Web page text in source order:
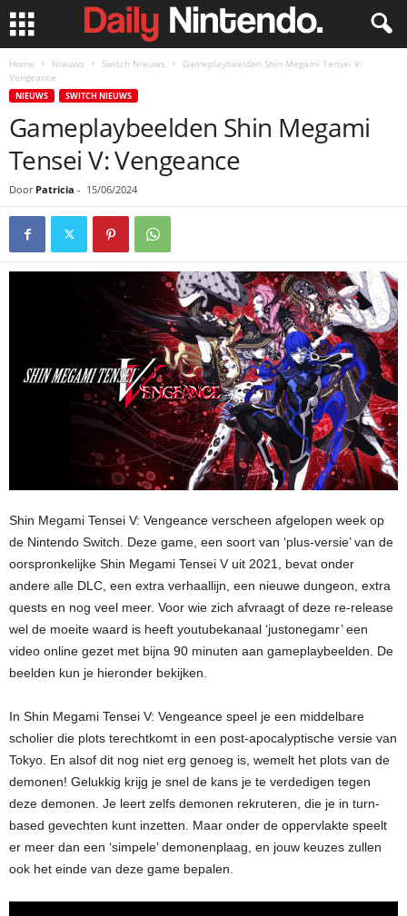
Home Nieuws Switch Nieuws
Gameplaybeelden Shin Megami Tensei V:
Vengeance
NIEUWS SWITCH NIEUWS
Gameplaybeelden Shin Megami
Tensei V: Vengeance
Door Patricia - 15/06/2024
Shin Megami Tensei V: Vengeance verscheen afgelopen week op
de Nintendo Switch. Deze game, een soort van ‘plus-versie’ van de
oorspronkelijke Shin Megami Tensei V uit 2021, bevat onder
andere alle DLC, een extra verhaallijn, een nieuwe dungeon, extra
quests en nog veel meer. Voor wie zich afvraagt of deze re-release
wel de moeite waard is heeft youtubekanaal ‘justonegamr’ een
video online gezet met bijna 90 minuten aan gameplaybeelden. De
beelden kun je hieronder bekijken.
In Shin Megami Tensei V: Vengeance speel je een middelbare
scholier die plots terechtkomt in een post-apocalyptische versie van
Tokyo. En alsof dit nog niet erg genoeg is, wemelt het plots van de
demonen! Gelukkig krijg je snel de kans je te verdedigen tegen
deze demonen. Je leert zelfs demonen rekruteren, die je in turn-
based gevechten kunt inzetten. Maar onder de oppervlakte speelt
er meer dan een ‘simpele’ demonenplaag, en jouw keuzes zullen
ook het einde van deze game bepalen.